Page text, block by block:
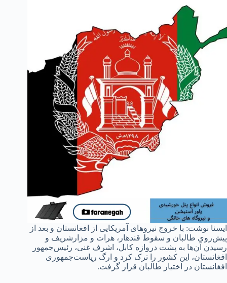
ایسنا نوشت: با خروج نیروهای آمریکایی از افغانستان و بعد از
پیش‌روی طالبان و سقوط قندهار، هرات و مزارشریف و
رسیدن آن‌ها به پشت دروازه کابل، اشرف غنی، رئیس‌جمهور
افغانستان، این کشور را ترک کرد و ارگ ریاست‌جمهوری
افغانستان در اختیار طالبان قرار گرفت.